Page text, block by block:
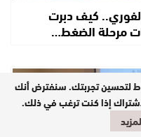
كيف دبرت
مرحلة الضغط…
لتحسين تجربتك. سنفترض أنك
إذا كنت ترغب في ذلك.